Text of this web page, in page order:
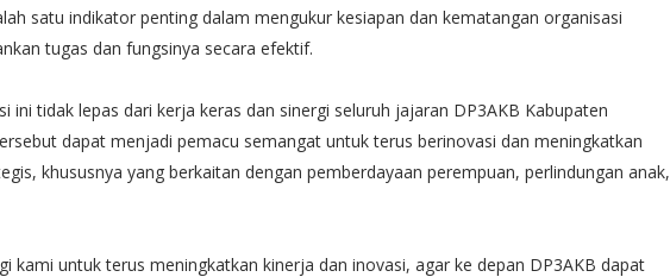
satu indikator penting dalam mengukur kesiapan dan kematangan organisasi
tugas dan fungsinya secara efektif.
ini tidak lepas dari kerja keras dan sinergi seluruh jajaran DP3AKB Kabupaten
dapat menjadi pemacu semangat untuk terus berinovasi dan meningkatkan
khususnya yang berkaitan dengan pemberdayaan perempuan, perlindungan anak,
kami untuk terus meningkatkan kinerja dan inovasi, agar ke depan DP3AKB dapat